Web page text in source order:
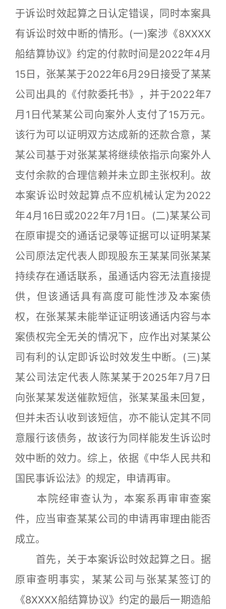
于诉讼时效起算之日认定错误，同时本案具
有诉讼时效中断的情形。(一)案涉《8XXXX
船结算协议》约定的付款时间是2022年4月
15日，张某某于2022年6月29日接受了某某
公司出具的《付款委托书》，并于2022年7
月1日代某某公司向案外人支付了15万元。
该行为可以证明双方达成新的还款合意，某
某公司基于对张某某将继续依指示向案外人
支付余款的合理信赖并未立即主张权利。故
本案诉讼时效起算点不应机械认定为2022
年4月16日或2022年7月1日。(二)某某公司
在原审提交的通话记录等证据可以证明某某
公司原法定代表人即现股东王某某同张某某
持续存在通话联系，虽通话内容无法直接提
供，但该通话具有高度可能性涉及本案债
权，在张某某未能举证证明该通话内容与本
案债权完全无关的情况下，应作出对某某公
司有利的认定即诉讼时效发生中断。(三)某
某公司法定代表人陈某某于2025年7月7日
向张某某发送催款短信，张某某虽未回复，
但并未否认收到该短信，亦不能认定其不同
意履行该债务，故该行为同样能发生诉讼时
效中断的效力。综上，依据《中华人民共和
国民事诉讼法》的规定，申请再审。
本院经审查认为，本案系再审审查案
件，应当审查某某公司的申请再审理由能否
成立。
首先，关于本案诉讼时效起算之日。据
原审查明事实，某某公司与张某某签订的
《8XXXX船结算协议》约定的最后一期造船